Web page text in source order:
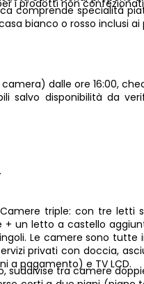
suddivise tra camere
triple: con tre
un letto a castello
Le camere sono
privati con doccia,
a pagamento) e TV LCD.
dalle ore 16:00,
salvo disponibilità da
comprende specialità
bianco o rosso inclusi ai
i prodotti non